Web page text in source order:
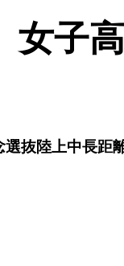
女子
抜陸上中長距